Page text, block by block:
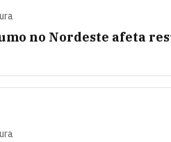
no Nordeste afeta